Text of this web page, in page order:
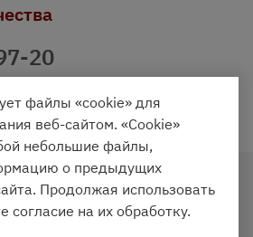
20
Стол.
- Vegas Studio
файлы «cookie» для
веб-сайтом. «Cookie»
небольшие файлы,
о предыдущих
Продолжая использовать
согласие на их обработку.